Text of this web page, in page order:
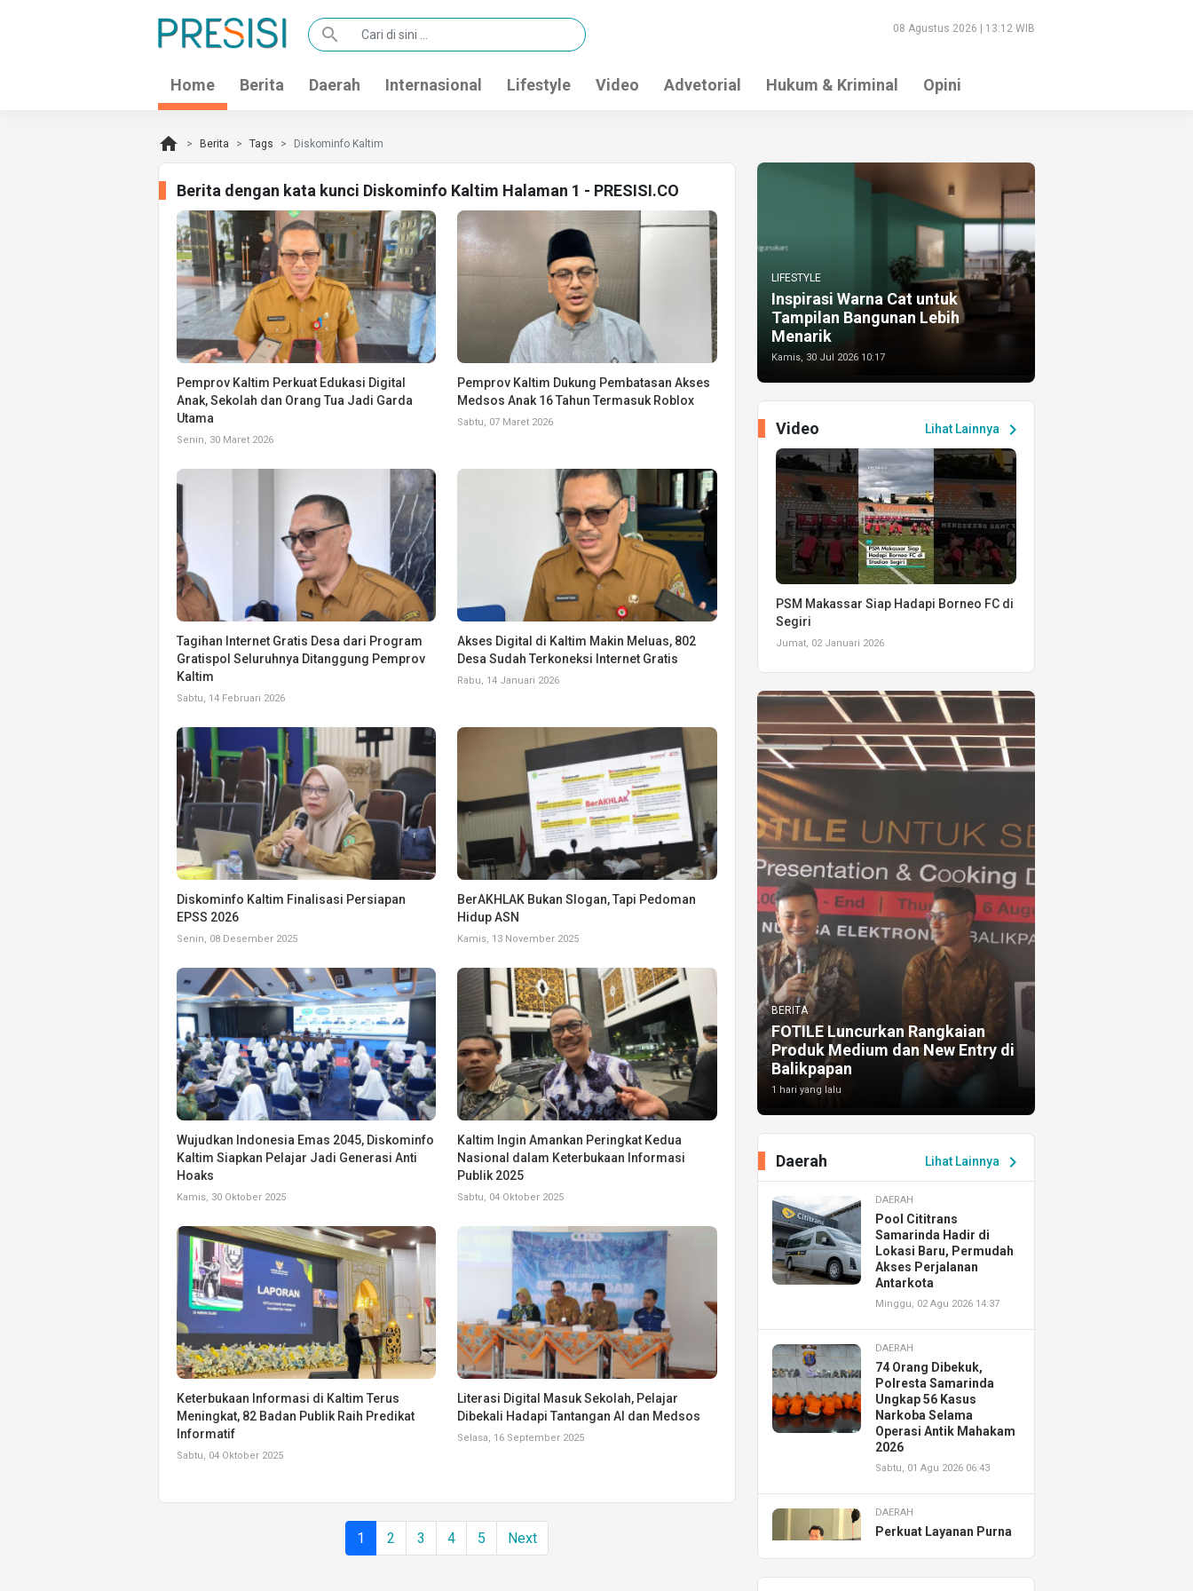
search 08 Agustus 2026 | 13:12 WIB
Home Berita Daerah Internasional Lifestyle Video Advetorial Hukum & Kriminal Opini
home Berita Tags Diskominfo Kaltim
Berita dengan kata kunci Diskominfo Kaltim Halaman 1 - PRESISI.CO
Pemprov Kaltim Perkuat Edukasi Digital
Anak, Sekolah dan Orang Tua Jadi Garda
Utama
Senin, 30 Maret 2026
Pemprov Kaltim Dukung Pembatasan Akses
Medsos Anak 16 Tahun Termasuk Roblox
Sabtu, 07 Maret 2026
Tagihan Internet Gratis Desa dari Program
Gratispol Seluruhnya Ditanggung Pemprov
Kaltim
Sabtu, 14 Februari 2026
Akses Digital di Kaltim Makin Meluas, 802
Desa Sudah Terkoneksi Internet Gratis
Rabu, 14 Januari 2026
Diskominfo Kaltim Finalisasi Persiapan
EPSS 2026
Senin, 08 Desember 2025
BerAKHLAK Bukan Slogan, Tapi Pedoman
Hidup ASN
Kamis, 13 November 2025
Wujudkan Indonesia Emas 2045, Diskominfo
Kaltim Siapkan Pelajar Jadi Generasi Anti
Hoaks
Kamis, 30 Oktober 2025
Kaltim Ingin Amankan Peringkat Kedua
Nasional dalam Keterbukaan Informasi
Publik 2025
Sabtu, 04 Oktober 2025
Keterbukaan Informasi di Kaltim Terus
Meningkat, 82 Badan Publik Raih Predikat
Informatif
Sabtu, 04 Oktober 2025
Literasi Digital Masuk Sekolah, Pelajar
Dibekali Hadapi Tantangan AI dan Medsos
Selasa, 16 September 2025
1 2 3 4 5 Next
LIFESTYLE
Inspirasi Warna Cat untuk
Tampilan Bangunan Lebih
Menarik
Kamis, 30 Jul 2026 10:17
Lihat Lainnya chevron_right
Video
PSM Makassar Siap Hadapi Borneo FC di
Segiri
Jumat, 02 Januari 2026
BERITA
FOTILE Luncurkan Rangkaian
Produk Medium dan New Entry di
Balikpapan
1 hari yang lalu
Lihat Lainnya chevron_right
Daerah
DAERAH
Pool Cititrans
Samarinda Hadir di
Lokasi Baru, Permudah
Akses Perjalanan
Antarkota
Minggu, 02 Agu 2026 14:37
DAERAH
74 Orang Dibekuk,
Polresta Samarinda
Ungkap 56 Kasus
Narkoba Selama
Operasi Antik Mahakam
2026
Sabtu, 01 Agu 2026 06:43
DAERAH
Perkuat Layanan Purna
Resmikan AHASS